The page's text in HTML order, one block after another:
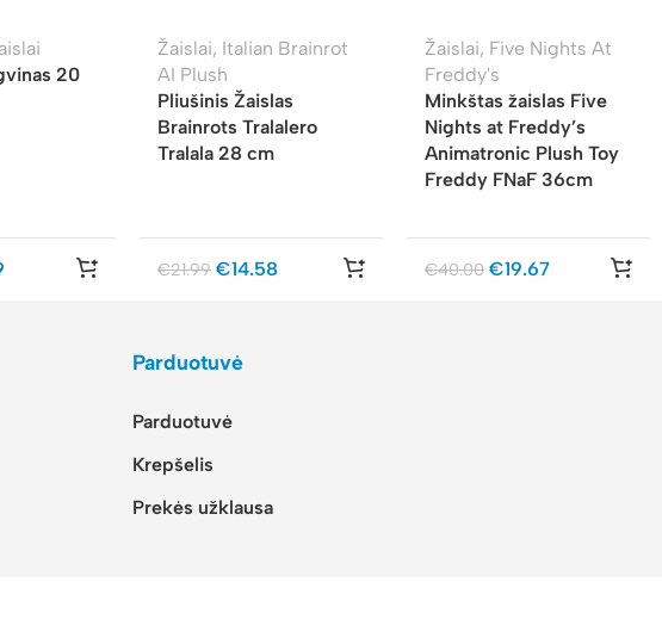
20
Žaislai, Italian Brainrot
AI Plush
Pliušinis Žaislas
Brainrots Tralalero
Tralala 28 cm
€21.99 €14.58
Žaislai, Five Nights At
Freddy's
Minkštas žaislas Five
Nights at Freddy’s
Animatronic Plush Toy
Freddy FNaF 36cm
€40.00 €19.67
Parduotuvė
Parduotuvė
Krepšelis
Prekės užklausa